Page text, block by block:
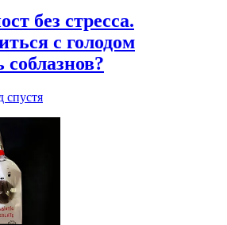
без стресса.
с голодом
соблазнов?
спустя